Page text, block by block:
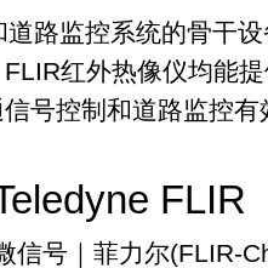
路监控系统的骨干
红外热像仪均能
号控制和道路监控
FLIR
信号｜菲力尔(FLIR-